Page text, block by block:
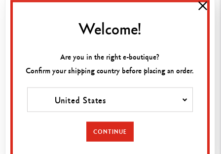
日本発の“KAWAII”トレンドから着想を得た、
４つのテーマに沿った色合いで、それぞれの世界を表現し
イスカラー水溶性色鉛筆。
ドライで使えば繊細な線を、水彩で使えば柔らかな効果を
るカワイイ塗り絵ページとステップバイステップ・ガイド
へアクセスできます。
Welcome!
Are you in the right e-boutique?
Confirm your shipping country before placing an order.
United States
CONTINUE